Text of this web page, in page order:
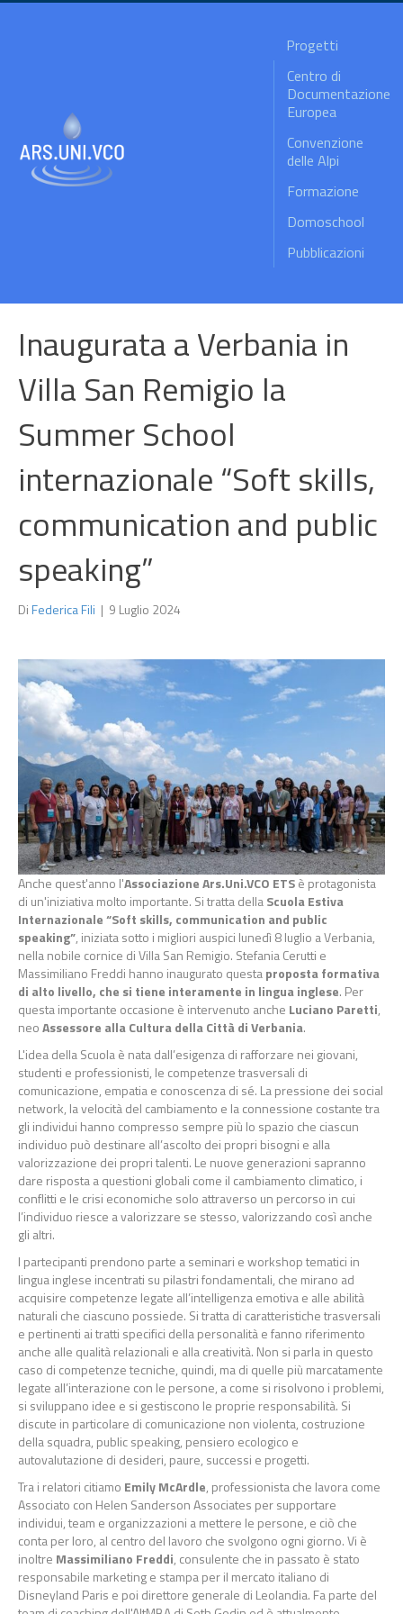
Progetti
Centro di
Documentazione
Europea
Convenzione
delle Alpi
Formazione
Domoschool
Pubblicazioni
Inaugurata a Verbania in
Villa San Remigio la
Summer School
internazionale “Soft skills,
communication and public
speaking”
DiFederica Fili | 9 Luglio 2024
Anche quest'anno l'Associazione Ars.Uni.VCO ETSè protagonista
di un'iniziativa molto importante. Si tratta dellaScuola Estiva
Internazionale “Soft skills, communication and public
speaking”, iniziata sotto i migliori auspici lunedì 8 luglio a Verbania,
nella nobile cornice di Villa San Remigio. Stefania Cerutti e
Massimiliano Freddi hanno inaugurato questaproposta formativa
di alto livello, che si tiene interamente in lingua inglese. Per
questa importante occasione è intervenuto anche Luciano Paretti,
neoAssessore alla Cultura della Città di Verbania.
L'idea della Scuola è nata dall’esigenza di rafforzare nei giovani,
studenti e professionisti, le competenze trasversali di
comunicazione, empatia e conoscenza di sé. La pressione dei social
network, la velocità del cambiamento e la connessione costante tra
gli individui hanno compresso sempre più lo spazio che ciascun
individuo può destinare all’ascolto dei propri bisogni e alla
valorizzazione dei propri talenti. Le nuove generazioni sapranno
dare risposta a questioni globali come il cambiamento climatico, i
conflitti e le crisi economiche solo attraverso un percorso in cui
l’individuo riesce a valorizzare se stesso, valorizzando così anche
gli altri.
I partecipanti prendono parte a seminari e workshop tematici in
lingua inglese incentrati su pilastri fondamentali, che mirano ad
acquisire competenze legate all’intelligenza emotiva e alle abilità
naturali che ciascuno possiede. Si tratta di caratteristiche trasversali
e pertinenti ai tratti specifici della personalità e fanno riferimento
anche alle qualità relazionali e alla creatività. Non si parla in questo
caso di competenze tecniche, quindi, ma di quelle più marcatamente
legate all’interazione con le persone, a come si risolvono i problemi,
si sviluppano idee e si gestiscono le proprie responsabilità. Si
discute in particolare di comunicazione non violenta, costruzione
della squadra, public speaking, pensiero ecologico e
autovalutazione di desideri, paure, successi e progetti.
Tra i relatori citiamo Emily McArdle, professionista che lavora come
Associato con Helen Sanderson Associates per supportare
individui, team e organizzazioni a mettere le persone, e ciò che
conta per loro, al centro del lavoro che svolgono ogni giorno. Vi è
inoltre Massimiliano Freddi, consulente che in passato è stato
responsabile marketing e stampa per il mercato italiano di
Disneyland Paris e poi direttore generale di Leolandia. Fa parte del